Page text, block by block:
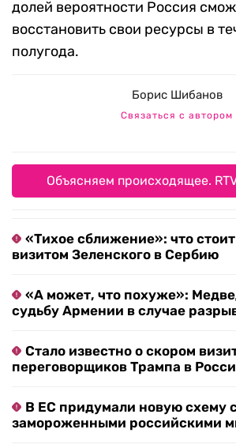
долей вероятности Россия
восстановить свои ресурсы в
полугода.
Борис Шибанов
Связаться с автором
Объясняем происходящее.
«Тихое сближение»: что
визитом Зеленского в Сербию
«А может, что похуже»:
судьбу Армении в случае
Стало известно о скором
переговорщиков Трампа в
В ЕС придумали новую схему
замороженными российскими